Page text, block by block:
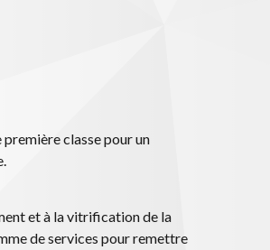
classe pour un
et à la vitrification de la
de services pour remettre